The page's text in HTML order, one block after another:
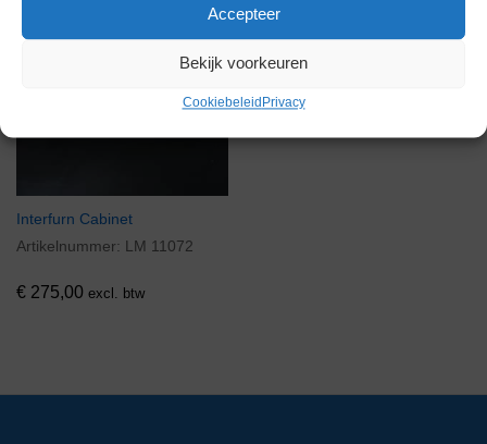
Accepteer
Bekijk voorkeuren
Cookiebeleid Privacy
Interfurn Cabinet
Artikelnummer: LM 11072
€ 275,00 excl. btw